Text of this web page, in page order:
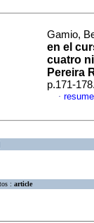
Gamio,
en el
cuatro
Pereira
p.171-
·
: article